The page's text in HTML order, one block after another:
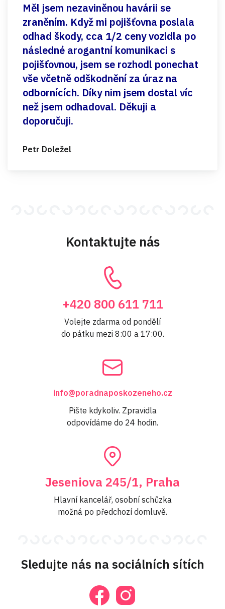
Měl jsem nezaviněnou havárii se
zraněním. Když mi pojišťovna poslala
odhad škody, cca 1/2 ceny vozidla po
následné arogantní komunikaci s
pojišťovnou, jsem se rozhodl ponechat
vše včetně odškodnění za úraz na
odbornících. Díky nim jsem dostal víc
než jsem odhadoval. Děkuji a
doporučuji.
Petr Doležel
Kontaktujte nás
+420 800 611 711
Volejte zdarma od pondělí
do pátku mezi 8:00 a 17:00.
info@poradnaposkozeneho.cz
Pište kdykoliv. Zpravidla
odpovídáme do 24 hodin.
Jeseniova 245/1, Praha
Hlavní kancelář, osobní schůzka
možná po předchozí domluvě.
Sledujte nás na sociálních sítích